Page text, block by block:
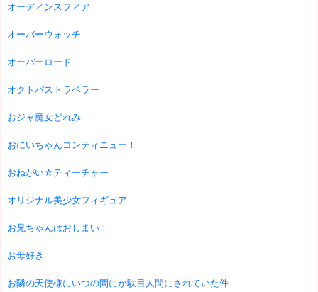
オーディンスフィア
オーバーウォッチ
オーバーロード
オクトパストラベラー
おジャ魔女どれみ
おにいちゃんコンティニュー！
おねがい☆ティーチャー
オリジナル美少女フィギュア
お兄ちゃんはおしまい！
お母好き
お隣の天使様にいつの間にか駄目人間にされていた件